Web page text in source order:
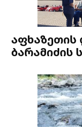
აფხაზეთის
ბარამიძის